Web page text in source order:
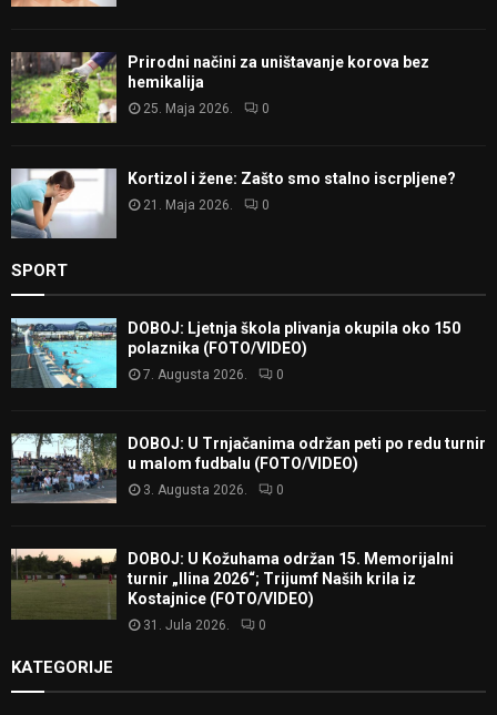
Prirodni načini za uništavanje korova bez
hemikalija
25. Maja 2026. 0
Kortizol i žene: Zašto smo stalno iscrpljene?
21. Maja 2026. 0
SPORT
DOBOJ: Ljetnja škola plivanja okupila oko 150
polaznika (FOTO/VIDEO)
7. Augusta 2026. 0
DOBOJ: U Trnjačanima održan peti po redu turnir
u malom fudbalu (FOTO/VIDEO)
3. Augusta 2026. 0
DOBOJ: U Kožuhama održan 15. Memorijalni
turnir „Ilina 2026“; Trijumf Naših krila iz
Kostajnice (FOTO/VIDEO)
31. Jula 2026. 0
KATEGORIJE